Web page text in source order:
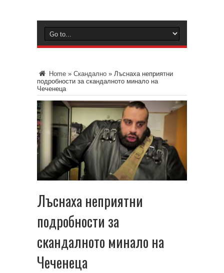
Home » Скандално » Лъснаха неприятни
подробности за скандалното минало на
Чеченеца
Лъснаха неприятни
подробности за
скандалното минало на
Чеченеца